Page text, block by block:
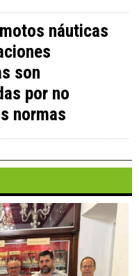
náuticas
son
por no
normas